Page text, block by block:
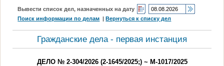
Вывести список дел, назначенных на дату
Поиск информации по делам |Вернуться к списку дел
Гражданские дела - первая инстанция
ДЕЛО № 2-304/2026 (2-1645/2025;) ~ М-1017/2025